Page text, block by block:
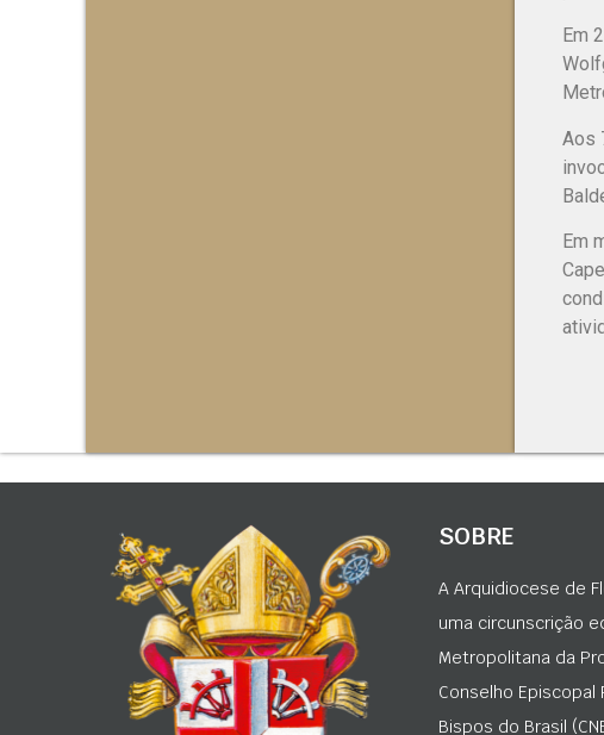
Em
Aos
Em
SOBRE
A Arquidiocese de
uma circunscrição
Metropolitana da
Conselho Episcopal
Bispos do Brasil